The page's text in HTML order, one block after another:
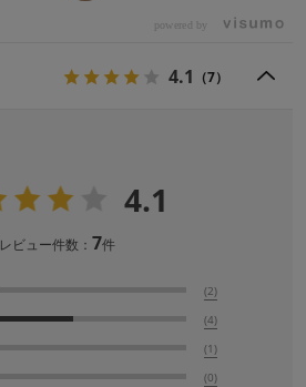
powered by
4.1 （7）
4.1
レビュー件数：7件
(2)
(4)
(1)
(0)